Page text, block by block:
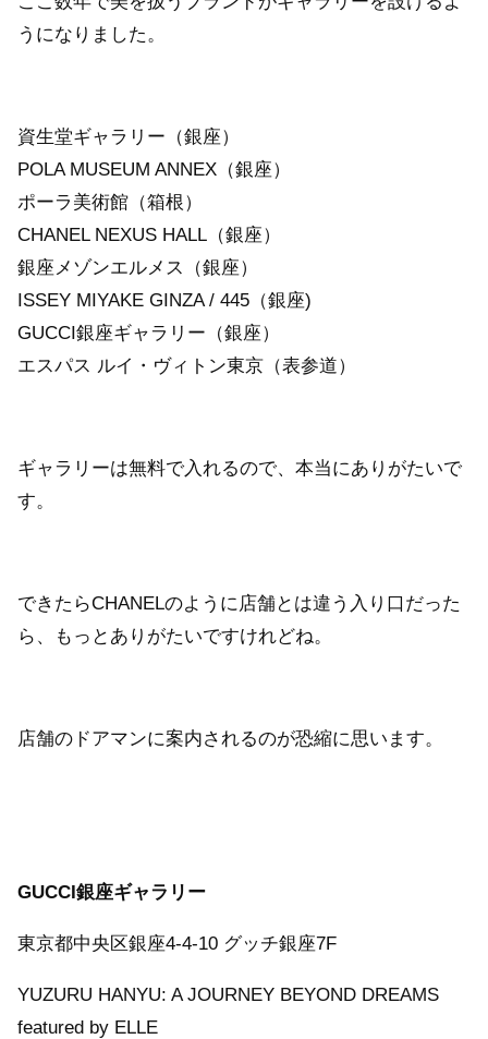
うになりました。
資生堂ギャラリー（銀座）
POLA MUSEUM ANNEX（銀座）
ポーラ美術館（箱根）
CHANEL NEXUS HALL（銀座）
銀座メゾンエルメス（銀座）
ISSEY MIYAKE GINZA / 445（銀座)
GUCCI銀座ギャラリー（銀座）
エスパス ルイ・ヴィトン東京（表参道）
ギャラリーは無料で入れるので、本当にありがたいで
す。
できたらCHANELのように店舗とは違う入り口だった
ら、もっとありがたいですけれどね。
店舗のドアマンに案内されるのが恐縮に思います。
GUCCI銀座ギャラリー
東京都中央区銀座4-4-10 グッチ銀座7F
YUZURU HANYU: A JOURNEY BEYOND DREAMS
featured by ELLE